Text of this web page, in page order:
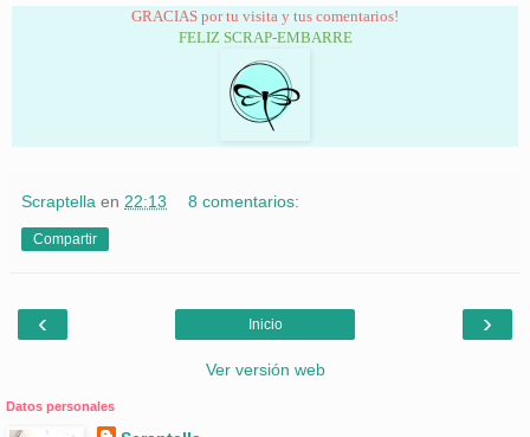
GRACIAS por tu visita y tus comentarios!
FELIZ SCRAP-EMBARRE
Scraptella en 22:13 8 comentarios:
Compartir
‹ ›
Inicio
Ver versión web
Datos personales